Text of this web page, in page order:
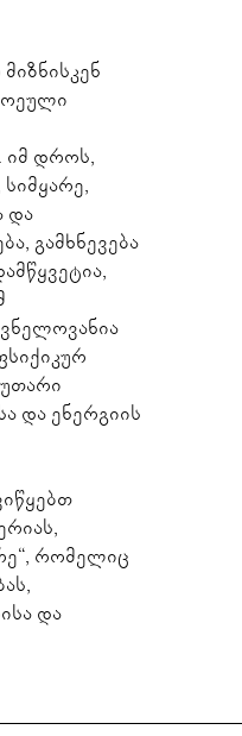
იმ დროს,
და
გამხნევება
და ენერგიის
რომელიც
და